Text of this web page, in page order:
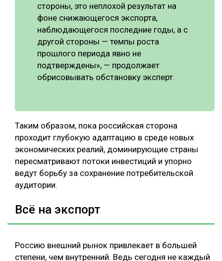
стороны, это неплохой результат на
фоне снижающегося экспорта,
наблюдающегося последние годы, а с
другой стороны — темпы роста
прошлого периода явно не
подтверждены», — продолжает
обрисовывать обстановку эксперт.
Таким образом, пока российская сторона
проходит глубокую адаптацию в среде новых
экономических реалий, доминирующие страны
пересматривают потоки инвестиций и упорно
ведут борьбу за сохранение потребительской
аудитории.
Всё на экспорт
Россию внешний рынок привлекает в большей
степени, чем внутренний. Ведь сегодня не каждый